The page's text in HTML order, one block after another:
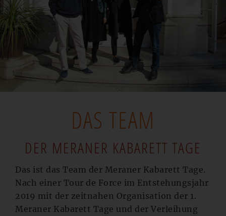
DAS TEAM
DER MERANER KABARETT TAGE
Das ist das Team der Meraner Kabarett Tage.
Nach einer Tour de Force im Entstehungsjahr
2019 mit der zeitnahen Organisation der 1.
Meraner Kabarett Tage und der Verleihung